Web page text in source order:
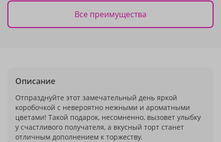
Все преимущества
Описание
Отпразднуйте этот замечательный день яркой
коробочкой с невероятно нежными и ароматными
цветами! Такой подарок, несомненно, вызовет улыбку
у счастливого получателя, а вкусный торт станет
отличным дополнением к торжеству.